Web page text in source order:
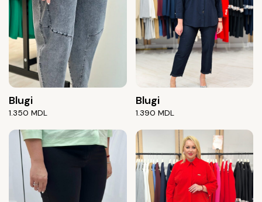
Blugi
1.350 MDL
Blugi
1.390 MDL